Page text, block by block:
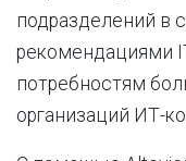
подразделений в
рекомендациями
потребностям
организаций ИТ-